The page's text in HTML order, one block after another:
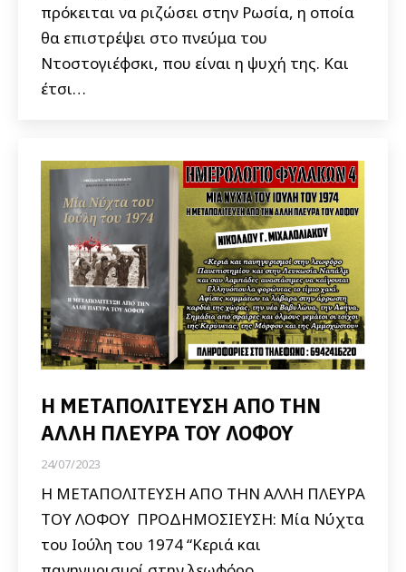
πρόκειται να ριζώσει στην Ρωσία, η οποία
θα επιστρέψει στο πνεύμα του
Ντοστογιέφσκι, που είναι η ψυχή της. Και
έτσι…
Η ΜΕΤΑΠΟΛΙΤΕΥΣΗ ΑΠΟ ΤΗΝ
ΑΛΛΗ ΠΛΕΥΡΑ ΤΟΥ ΛΟΦΟΥ
24/07/2023
Η ΜΕΤΑΠΟΛΙΤΕΥΣΗ ΑΠΟ ΤΗΝ ΑΛΛΗ ΠΛΕΥΡΑ
ΤΟΥ ΛΟΦΟΥ ΠΡΟΔΗΜΟΣΙΕΥΣΗ: Μία Νύχτα
του Ιούλη του 1974 “Κεριά και